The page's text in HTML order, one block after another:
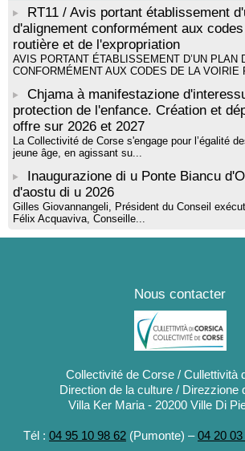
RT11 / Avis portant établissement
d'alignement conformément aux
routière et de l'expropriation
AVIS PORTANT ÉTABLISSEMENT D’UN PLAN
CONFORMÉMENT AUX CODES DE LA VOIRIE
Chjama à manifestazione
protection de l'enfance. Création et
offre sur 2026 et 2027
La Collectivité de Corse s'engage pour l’égalité
jeune âge, en agissant su...
Inaugurazione di u Ponte Biancu
d'aostu di u 2026
Gilles Giovannangeli, Président du Conseil
Félix Acquaviva, Conseille...
Nous contacter
Collectivité de Corse / Cullettività
Direction de la culture / Direzzione
Villa Ker Maria - 20200 Ville Di
Tél : 04 95 10 98 62 (Pumonte) –04 20